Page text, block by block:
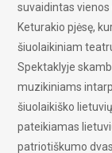
suvaidintas
Keturakio pjėsę,
šiuolaikiniam
Spektaklyje
muzikiniams
šiuolaikiško
pateikiamas
patriotiškumo